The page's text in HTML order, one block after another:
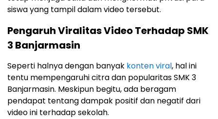
siswa yang tampil dalam video tersebut.
Pengaruh Viralitas Video Terhadap SMK
3 Banjarmasin
Seperti halnya dengan banyak konten viral, hal ini
tentu mempengaruhi citra dan popularitas SMK 3
Banjarmasin. Meskipun begitu, ada beragam
pendapat tentang dampak positif dan negatif dari
video ini terhadap sekolah.